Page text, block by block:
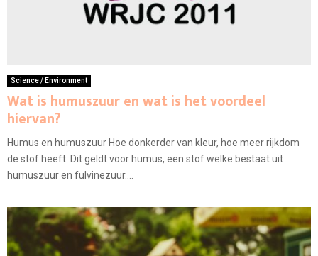
Science / Environment
Wat is humuszuur en wat is het voordeel
hiervan?
Humus en humuszuur Hoe donkerder van kleur, hoe meer rijkdom
de stof heeft. Dit geldt voor humus, een stof welke bestaat uit
humuszuur en fulvinezuur....